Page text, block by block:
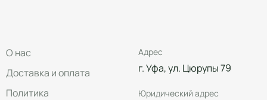
О нас
Доставка и оплата
Политика
Адрес
г. Уфа, ул. Цюрупы 79
Юридический адрес